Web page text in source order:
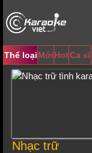
Thể loạiMớiHotCa sĩ
Nhạc trữ